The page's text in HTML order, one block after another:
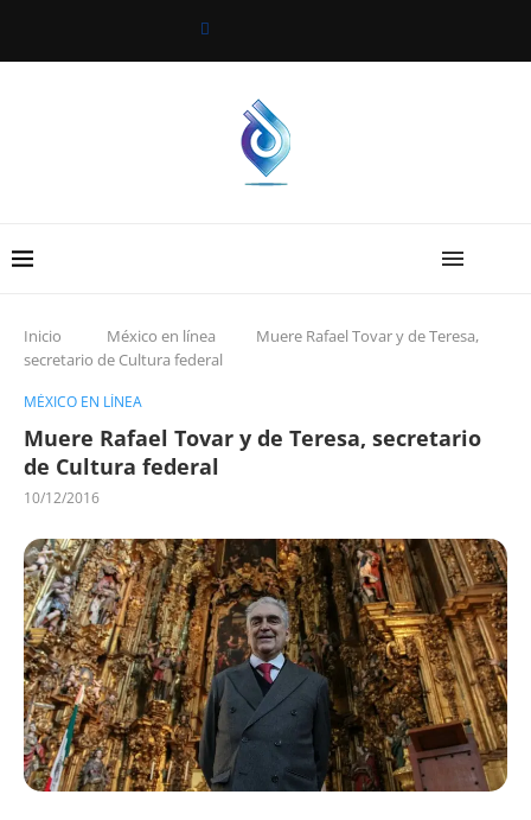
Inicio México en línea
Muere Rafael Tovar y de Teresa,
secretario de Cultura federal
MÉXICO EN LÍNEA
Muere Rafael Tovar y de Teresa, secretario
de Cultura federal
10/12/2016